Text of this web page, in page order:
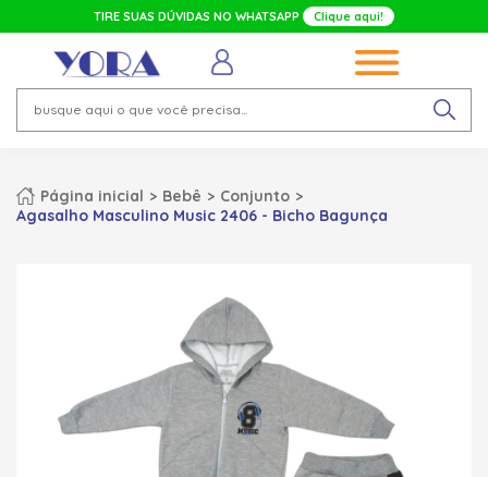
TIRE SUAS DÚVIDAS NO WHATSAPP Clique aqui!
Página inicial Bebê
Conjunto
Agasalho Masculino Music 2406 - Bicho Bagunça